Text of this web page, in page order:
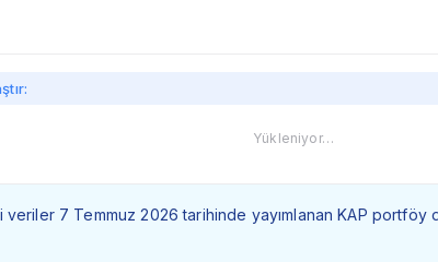
Yükleniyor…
veriler 7 Temmuz 2026 tarihinde yayımlanan KAP portföy